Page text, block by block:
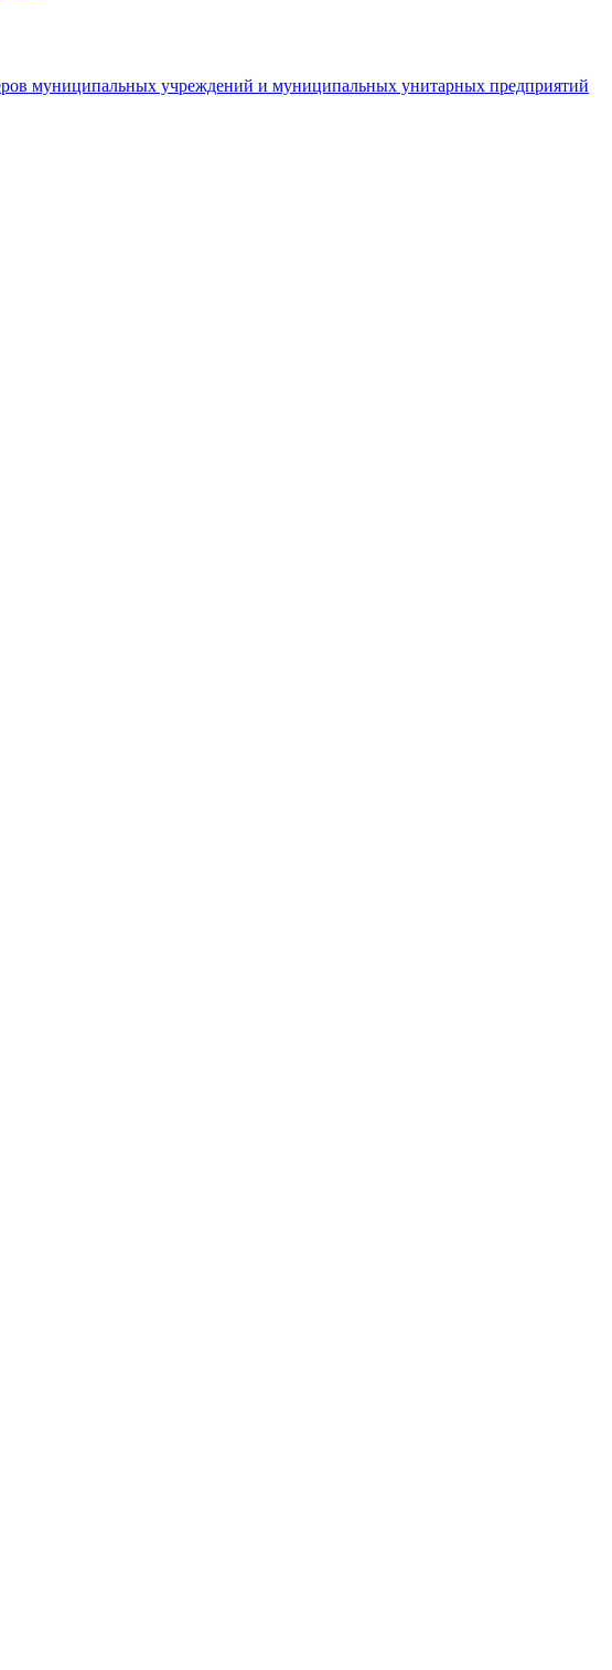
муниципальных учреждений и муниципальных унитарных предприятий